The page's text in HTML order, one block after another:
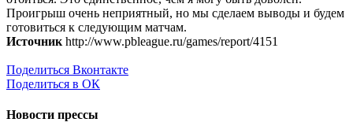
Проигрыш очень неприятный, но мы сделаем выводы и будем
готовиться к следующим матчам.
Источник http://www.pbleague.ru/games/report/4151
Поделиться Вконтакте
Поделиться в ОК
Новости прессы